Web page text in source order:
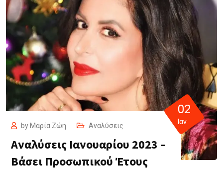
by Μαρία Ζώη Αναλύσεις
Αναλύσεις Ιανουαρίου 2023 –
Βάσει Προσωπικού Έτους
02
Ιαν